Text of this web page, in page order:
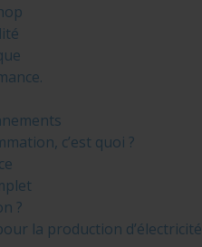
c’est quoi ?
?
la production d’électricité